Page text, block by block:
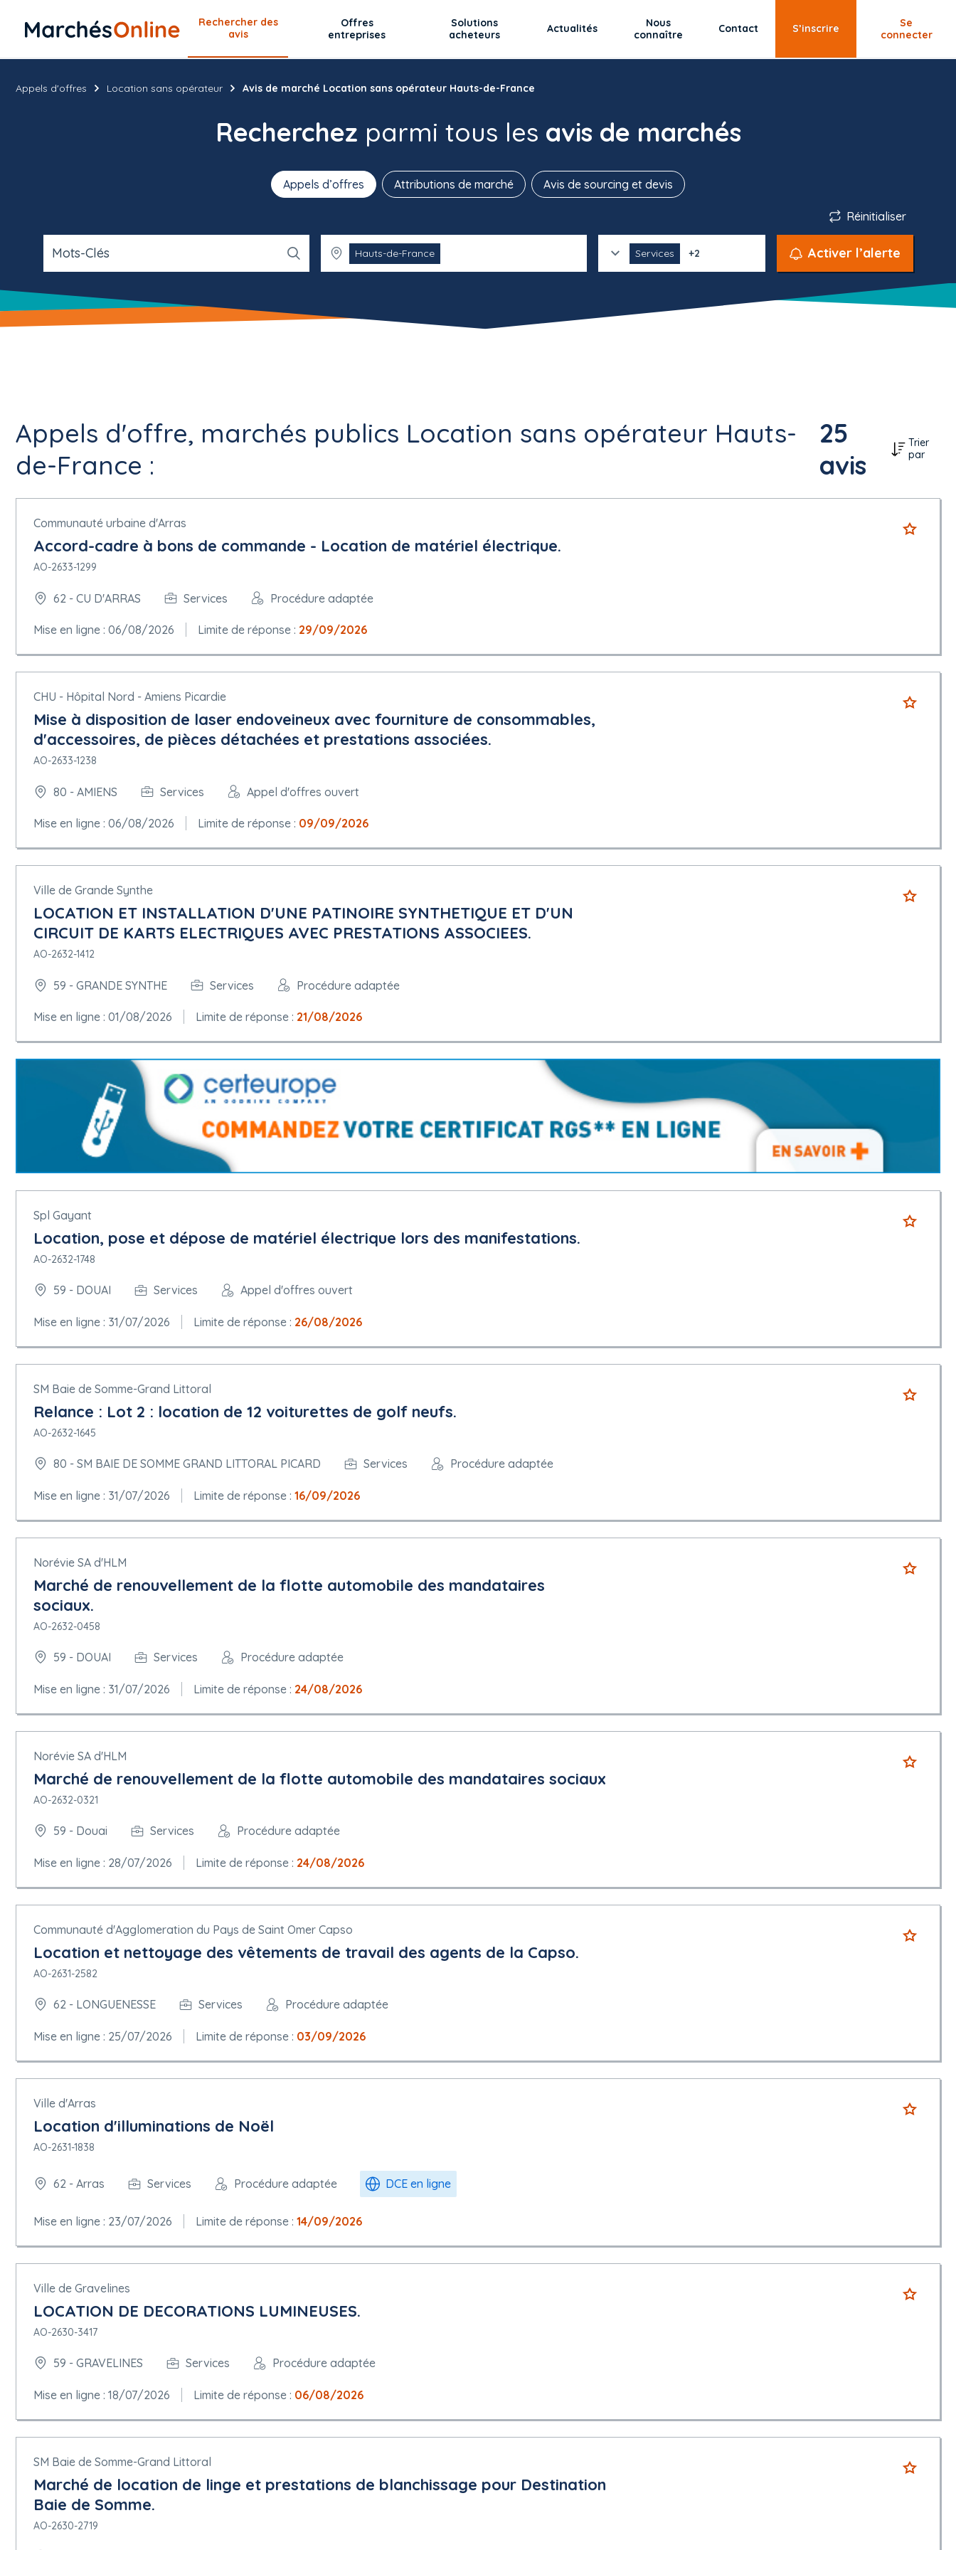
Rechercher des
avis
Offres
entreprises
Solutions
acheteurs
Actualités
Nous
connaître
Contact S’inscrire
Se
connecter
Recherchez parmi tous les avis de marchés
Appels d’offres Attributions de marché Avis de sourcing et devis
Réinitialiser
Mots-Clés Hauts-de-France Services +2 Activer l’alerte
Appels d'offres Location sans opérateur Avis de marché Location sans opérateur Hauts-de-France
Appels d'offre, marchés publics Location sans opérateur Hauts-
de-France :
25
avis
Trier
par
Communauté urbaine d'Arras
Accord-cadre à bons de commande - Location de matériel électrique.
AO-2633-1299
62 - CU D'ARRAS Services Procédure adaptée
Mise en ligne : 06/08/2026 Limite de réponse : 29/09/2026
CHU - Hôpital Nord - Amiens Picardie
Mise à disposition de laser endoveineux avec fourniture de consommables,
d'accessoires, de pièces détachées et prestations associées.
AO-2633-1238
80 - AMIENS Services Appel d'offres ouvert
Mise en ligne : 06/08/2026 Limite de réponse : 09/09/2026
Ville de Grande Synthe
LOCATION ET INSTALLATION D'UNE PATINOIRE SYNTHETIQUE ET D'UN
CIRCUIT DE KARTS ELECTRIQUES AVEC PRESTATIONS ASSOCIEES.
AO-2632-1412
59 - GRANDE SYNTHE Services Procédure adaptée
Mise en ligne : 01/08/2026 Limite de réponse : 21/08/2026
Spl Gayant
Location, pose et dépose de matériel électrique lors des manifestations.
AO-2632-1748
59 - DOUAI Services Appel d'offres ouvert
Mise en ligne : 31/07/2026 Limite de réponse : 26/08/2026
SM Baie de Somme-Grand Littoral
Relance : Lot 2 : location de 12 voiturettes de golf neufs.
AO-2632-1645
80 - SM BAIE DE SOMME GRAND LITTORAL PICARD Services Procédure adaptée
Mise en ligne : 31/07/2026 Limite de réponse : 16/09/2026
Norévie SA d'HLM
Marché de renouvellement de la flotte automobile des mandataires
sociaux.
AO-2632-0458
59 - DOUAI Services Procédure adaptée
Mise en ligne : 31/07/2026 Limite de réponse : 24/08/2026
Norévie SA d'HLM
Marché de renouvellement de la flotte automobile des mandataires sociaux
AO-2632-0321
59 - Douai Services Procédure adaptée
Mise en ligne : 28/07/2026 Limite de réponse : 24/08/2026
Communauté d'Agglomeration du Pays de Saint Omer Capso
Location et nettoyage des vêtements de travail des agents de la Capso.
AO-2631-2582
62 - LONGUENESSE Services Procédure adaptée
Mise en ligne : 25/07/2026 Limite de réponse : 03/09/2026
Ville d'Arras
Location d'illuminations de Noël
AO-2631-1838
62 - Arras Services Procédure adaptée DCE en ligne
Mise en ligne : 23/07/2026 Limite de réponse : 14/09/2026
Ville de Gravelines
LOCATION DE DECORATIONS LUMINEUSES.
AO-2630-3417
59 - GRAVELINES Services Procédure adaptée
Mise en ligne : 18/07/2026 Limite de réponse : 06/08/2026
SM Baie de Somme-Grand Littoral
Marché de location de linge et prestations de blanchissage pour Destination
Baie de Somme.
AO-2630-2719